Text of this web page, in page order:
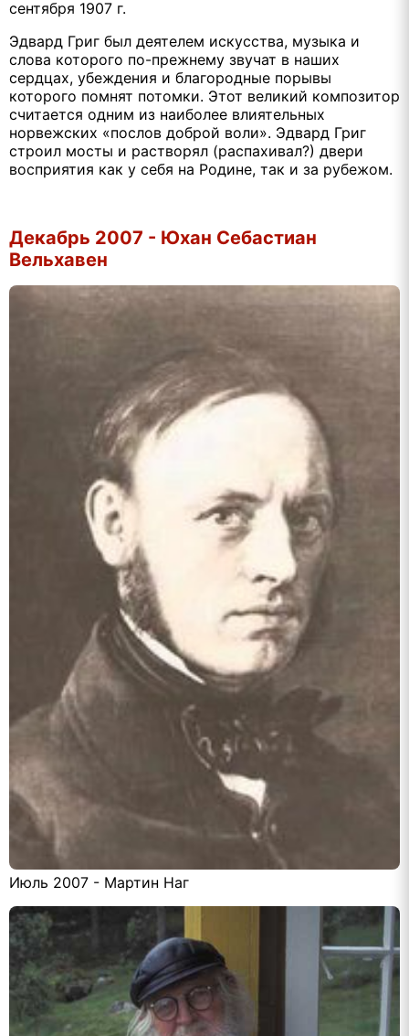
сентября 1907 г.
Эдвард Григ был деятелем искусства, музыка и
слова которого по-прежнему звучат в наших
сердцах, убеждения и благородные порывы
которого помнят потомки. Этот великий композитор
считается одним из наиболее влиятельных
норвежских «послов доброй воли». Эдвард Григ
строил мосты и растворял (распахивал?) двери
восприятия как у себя на Родине, так и за рубежом.
Декабрь 2007 - Юхан Себастиан
Вельхавен
Июль 2007 - Мартин Наг